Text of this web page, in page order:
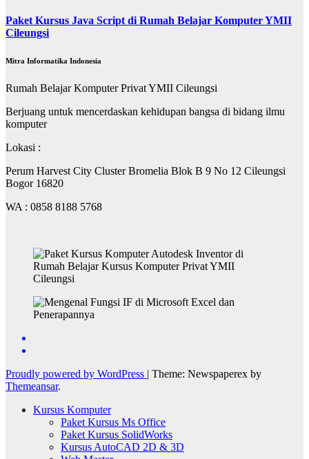
Paket Kursus Java Script di Rumah Belajar Komputer YMII
Cileungsi
Mitra Informatika Indonesia
Rumah Belajar Komputer Privat YMII Cileungsi
Berjuang untuk mencerdaskan kehidupan bangsa di bidang ilmu
komputer
Lokasi :
Perum Harvest City Cluster Bromelia Blok B 9 No 12 Cileungsi
Bogor 16820
WA : 0858 8188 5768
Proudly powered by WordPress | Theme: Newspaperex by
Themeansar.
Kursus Komputer
Paket Kursus Ms Office
Paket Kursus SolidWorks
Kursus AutoCAD 2D & 3D